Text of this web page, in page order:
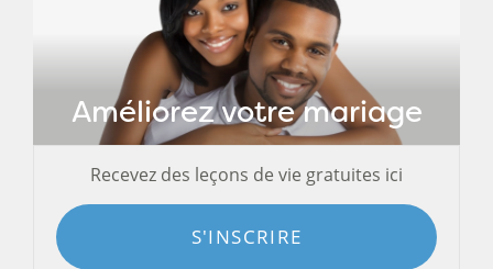
Améliorez votre mariage
Recevez des leçons de vie gratuites ici
S'INSCRIRE